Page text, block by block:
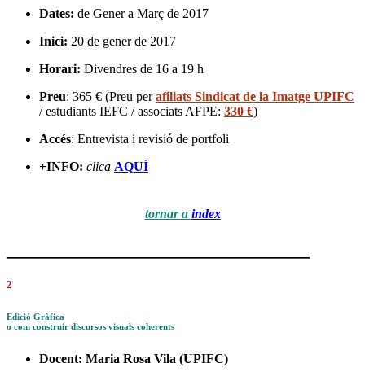
Dates: de Gener a Març de 2017
Inici: 20 de gener de 2017
Horari: Divendres de 16 a 19 h
Preu: 365 € (Preu perafiliats Sindicat de la Imatge UPIFC
/ estudiants IEFC / associats AFPE: 330 €)
Accés: Entrevista i revisió de portfoli
+INFO: clica AQUÍ
tornar a index
2
Edició Gràfica
o com construir discursos visuals coherents
Docent: Maria Rosa Vila (UPIFC)